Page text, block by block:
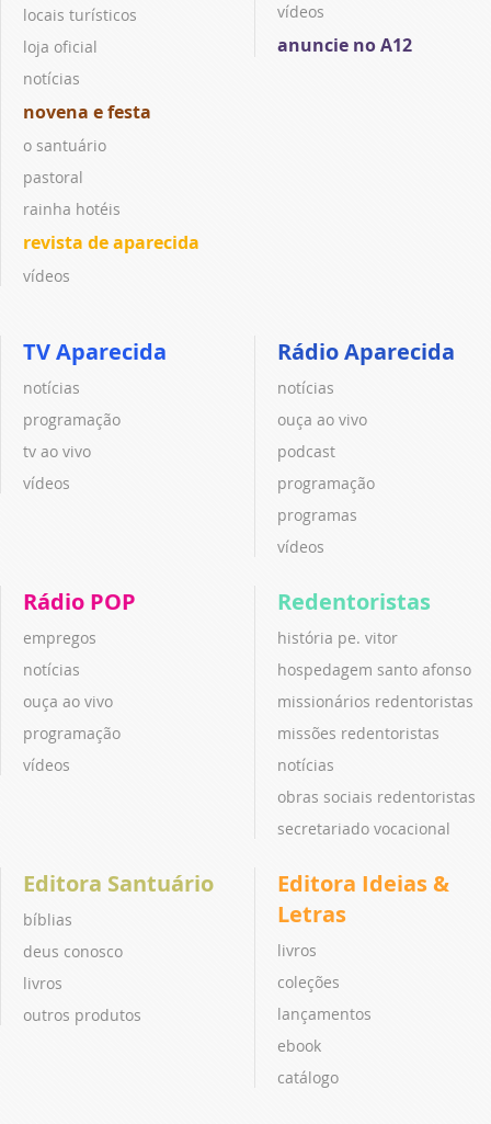
locais turísticos
loja oficial
notícias
novena e festa
o santuário
pastoral
rainha hotéis
revista de aparecida
vídeos
vídeos
anuncie no A12
TV Aparecida
notícias
programação
tv ao vivo
vídeos
Rádio Aparecida
notícias
ouça ao vivo
podcast
programação
programas
vídeos
Rádio POP
empregos
notícias
ouça ao vivo
programação
vídeos
Redentoristas
história pe. vitor
hospedagem santo afonso
missionários redentoristas
missões redentoristas
notícias
obras sociais redentoristas
secretariado vocacional
Editora Santuário
bíblias
deus conosco
livros
outros produtos
Editora Ideias &
Letras
livros
coleções
lançamentos
ebook
catálogo